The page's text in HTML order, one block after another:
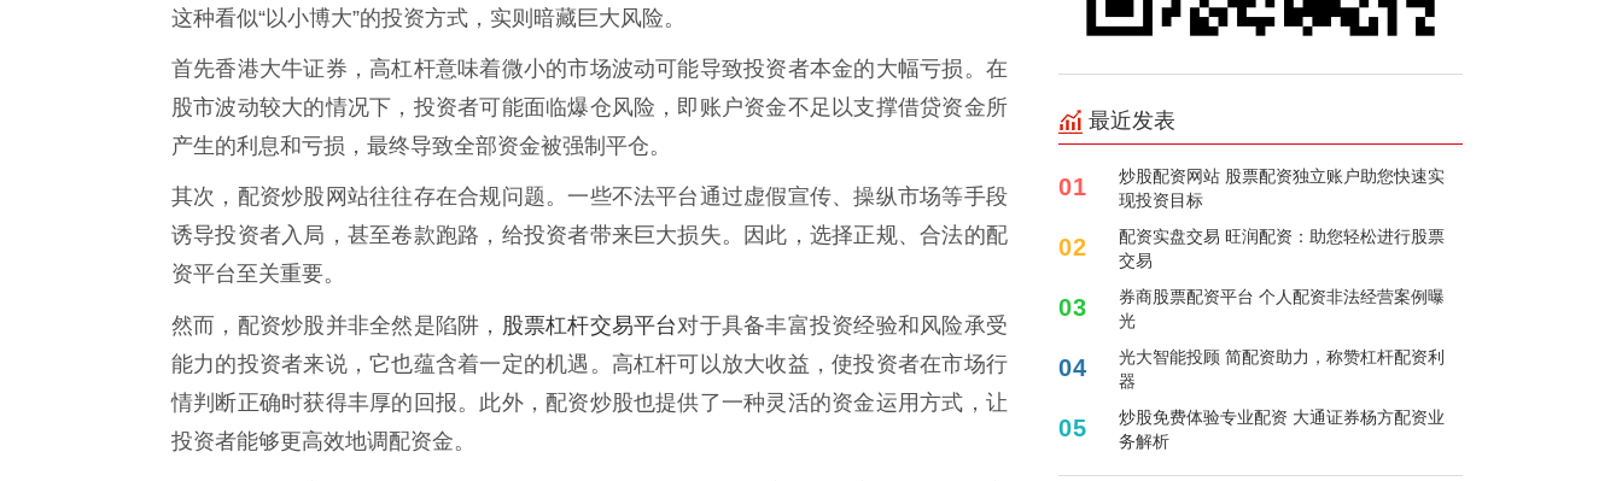
这种看似“以小博大”的投资方式，实则暗藏巨大风险。
首先香港大牛证券，高杠杆意味着微小的市场波动可能导致投资者本金的大幅亏损。在
股市波动较大的情况下，投资者可能面临爆仓风险，即账户资金不足以支撑借贷资金所
产生的利息和亏损，最终导致全部资金被强制平仓。
其次，配资炒股网站往往存在合规问题。一些不法平台通过虚假宣传、操纵市场等手段
诱导投资者入局，甚至卷款跑路，给投资者带来巨大损失。因此，选择正规、合法的配
资平台至关重要。
然而，配资炒股并非全然是陷阱， 股票杠杆交易平台对于具备丰富投资经验和风险承受
能力的投资者来说，它也蕴含着一定的机遇。高杠杆可以放大收益，使投资者在市场行
情判断正确时获得丰厚的回报。此外，配资炒股也提供了一种灵活的资金运用方式，让
投资者能够更高效地调配资金。
最近发表
01
炒股配资网站 股票配资独立账户助您快速实
现投资目标
02
配资实盘交易 旺润配资：助您轻松进行股票
交易
03
券商股票配资平台 个人配资非法经营案例曝
光
04
光大智能投顾 简配资助力，称赞杠杆配资利
器
05
炒股免费体验专业配资 大通证券杨方配资业
务解析